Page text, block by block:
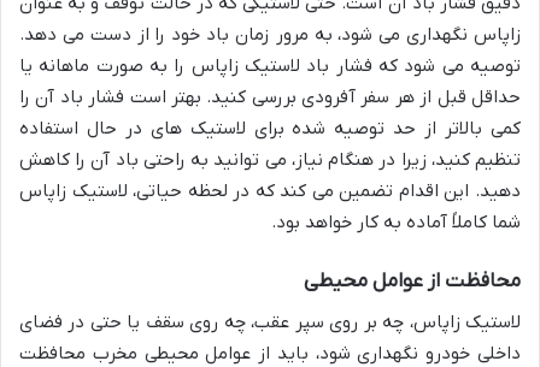
زاپاس نگهداری می شود، به مرور زمان باد خود را از دست می دهد.
توصیه می شود که فشار باد لاستیک زاپاس را به صورت ماهانه یا
حداقل قبل از هر سفر آفرودی بررسی کنید. بهتر است فشار باد آن را
کمی بالاتر از حد توصیه شده برای لاستیک های در حال استفاده
تنظیم کنید، زیرا در هنگام نیاز، می توانید به راحتی باد آن را کاهش
دهید. این اقدام تضمین می کند که در لحظه حیاتی، لاستیک زاپاس
شما کاملاً آماده به کار خواهد بود.
محافظت از عوامل محیطی
لاستیک زاپاس، چه بر روی سپر عقب، چه روی سقف یا حتی در فضای
داخلی خودرو نگهداری شود، باید از عوامل محیطی مخرب محافظت